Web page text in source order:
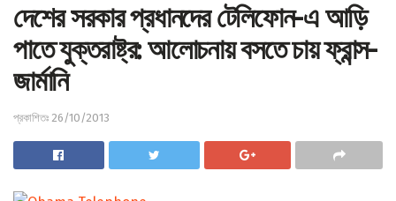
দেশের সরকার প্রধানদের টেলিফোন-এ আড়ি
পাতে যুক্তরাষ্ট্র: আলোচনায় বসতে চায় ফ্রান্স-
জার্মানি
প্রকাশিতঃ 26/10/2013